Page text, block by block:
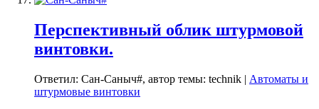
Перспективный облик штурмовой
винтовки.
Ответил: Сан-Саныч#, автор темы: technik | Автоматы и
штурмовые винтовки